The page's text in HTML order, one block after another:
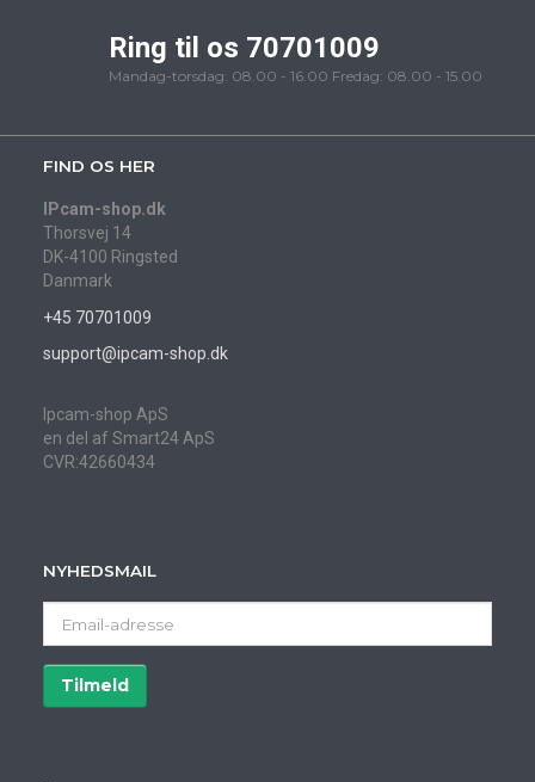
Ring til os 70701009
Mandag-torsdag: 08.00 - 16.00 Fredag: 08.00 - 15.00
FIND OS HER
IPcam-shop.dk
Thorsvej 14
DK-4100 Ringsted
Danmark
+45 70701009
support@ipcam-shop.dk
Ipcam-shop ApS
en del af Smart24 ApS
CVR:42660434
NYHEDSMAIL
adresse
Tilmeld